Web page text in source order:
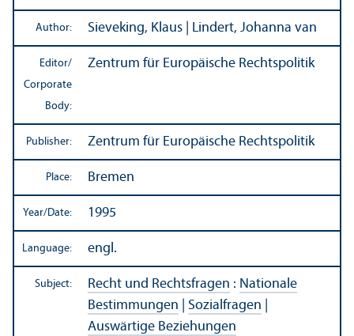
Author: Sieveking, Klaus | Lindert, Johanna van
Editor/
Corporate
Body:
Zentrum für Europäische Rechtspolitik
Publisher: Zentrum für Europäische Rechtspolitik
Place: Bremen
Year/Date: 1995
Language: engl.
Subject: Recht und Rechtsfragen : Nationale
Bestimmungen
Sozialfragen
Auswärtige Beziehungen